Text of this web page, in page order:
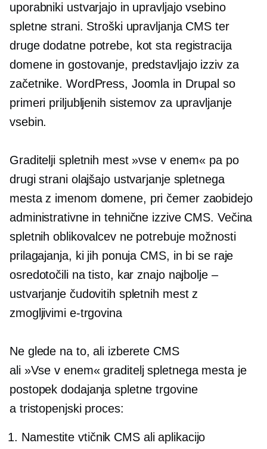
uporabniki ustvarjajo in upravljajo vsebino
spletne strani. Stroški upravljanja CMS ter
druge dodatne potrebe, kot sta registracija
domene in gostovanje, predstavljajo izziv za
začetnike. WordPress, Joomla in Drupal so
primeri priljubljenih sistemov za upravljanje
vsebin.
Graditelji spletnih mest »vse v enem« pa po
drugi strani olajšajo ustvarjanje spletnega
mesta z imenom domene, pri čemer zaobidejo
administrativne in tehnične izzive CMS. Večina
spletnih oblikovalcev ne potrebuje možnosti
prilagajanja, ki jih ponuja CMS, in bi se raje
osredotočili na tisto, kar znajo najbolje –
ustvarjanje čudovitih spletnih mest z
zmogljivimi e-trgovina
Ne glede na to, ali izberete CMS
ali »Vse v enem«graditelj spletnega mesta je
postopek dodajanja spletne trgovine
a tristopenjskiproces:
Namestite vtičnik CMS ali aplikacijo